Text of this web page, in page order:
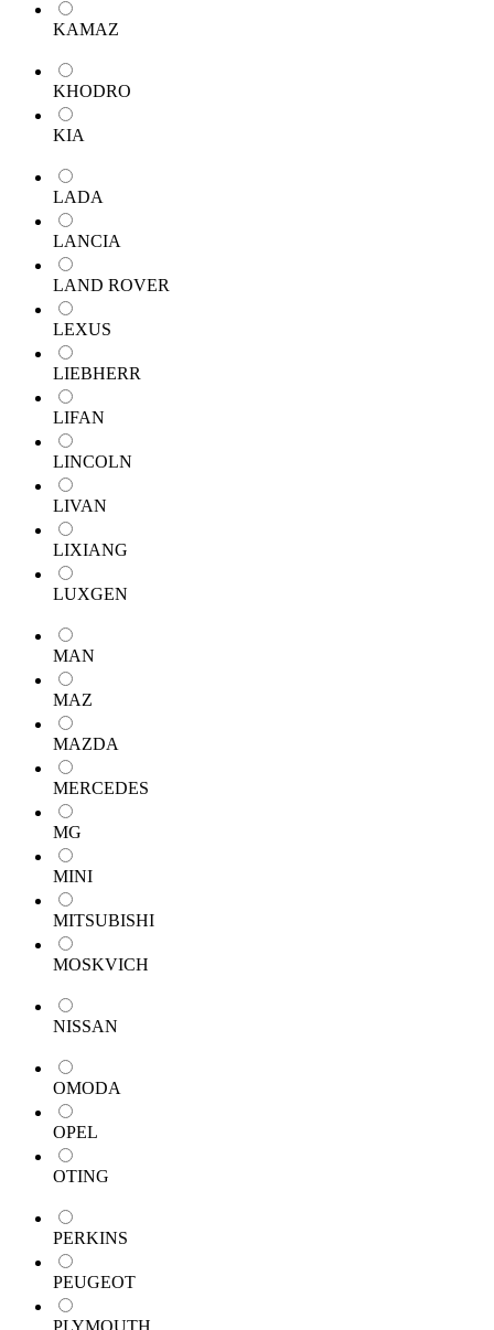
KAMAZ
KHODRO
KIA
LADA
LANCIA
LAND ROVER
LEXUS
LIEBHERR
LIFAN
LINCOLN
LIVAN
LIXIANG
LUXGEN
MAN
MAZ
MAZDA
MERCEDES
MG
MINI
MITSUBISHI
MOSKVICH
NISSAN
OMODA
OPEL
OTING
PERKINS
PEUGEOT